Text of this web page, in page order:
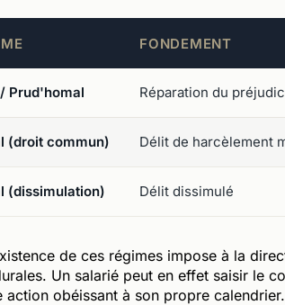
FONDEMENT
Prud'homal Réparation du
(droit commun) Délit de harcèlement
(dissimulation) Délit dissimulé
de ces régimes impose à la
Un salarié peut en effet saisir le
action obéissant à son propre calendrier.